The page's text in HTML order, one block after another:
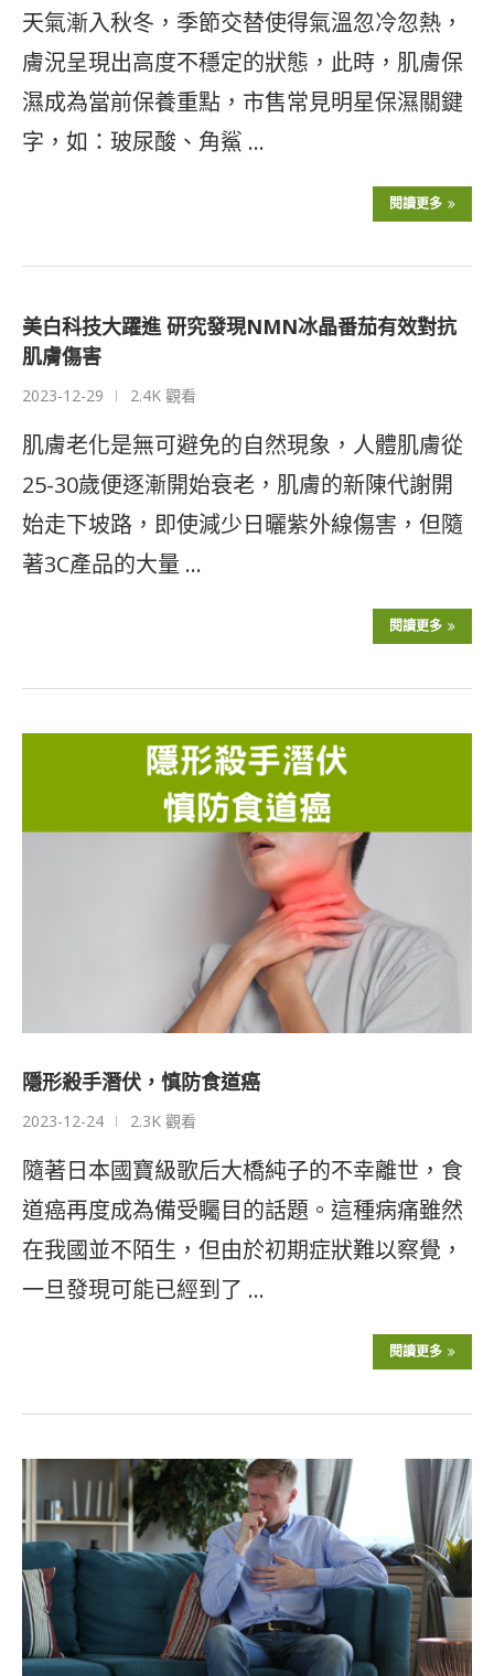
天氣漸入秋冬，季節交替使得氣溫忽冷忽熱，
膚況呈現出高度不穩定的狀態，此時，肌膚保
濕成為當前保養重點，市售常見明星保濕關鍵
字，如：玻尿酸、角鯊 …
閱讀更多
美白科技大躍進 研究發現NMN冰晶番茄有效對抗
肌膚傷害
2023-12-29 2.4K 觀看
肌膚老化是無可避免的自然現象，人體肌膚從
25-30歲便逐漸開始衰老，肌膚的新陳代謝開
始走下坡路，即使減少日曬紫外線傷害，但隨
著3C產品的大量 …
閱讀更多
隱形殺手潛伏，慎防食道癌
2023-12-24 2.3K 觀看
隨著日本國寶級歌后大橋純子的不幸離世，食
道癌再度成為備受矚目的話題。這種病痛雖然
在我國並不陌生，但由於初期症狀難以察覺，
一旦發現可能已經到了 …
閱讀更多